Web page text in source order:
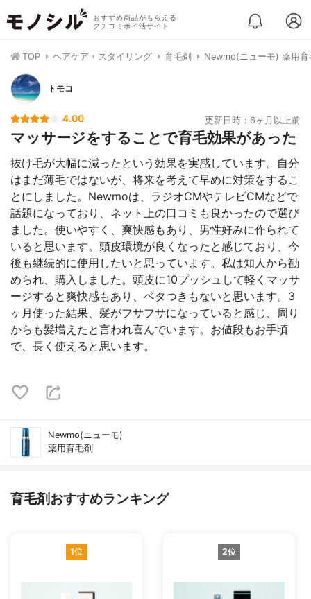
おすすめ商品がもらえる
クチコミポイ活サイト
TOP ヘアケア・スタイリング 育毛剤 Newmo(ニューモ) 薬用育
トモコ
4.00 更新日時：6ヶ月以上前
マッサージをすることで育毛効果があった
抜け毛が大幅に減ったという効果を実感しています。自分
はまだ薄毛ではないが、将来を考えて早めに対策をするこ
とにしました。Newmoは、ラジオCMやテレビCMなどで
話題になっており、ネット上の口コミも良かったので選び
ました。使いやすく、爽快感もあり、男性好みに作られて
いると思います。頭皮環境が良くなったと感じており、今
後も継続的に使用したいと思っています。私は知人から勧
められ、購入しました。頭皮に10プッシュして軽くマッサ
ージすると爽快感もあり、ベタつきもないと思います。3
ヶ月使った結果、髪がフサフサになっていると感じ、周り
からも髪増えたと言われ喜んでいます。お値段もお手頃
で、長く使えると思います。
Newmo(ニューモ)
薬用育毛剤
育毛剤おすすめランキング
1位 2位